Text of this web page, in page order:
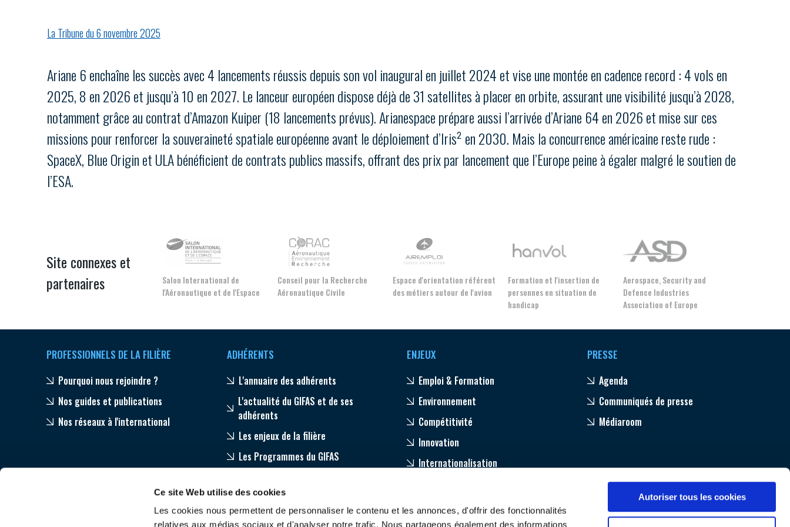
Ce site Web utilise des cookies
Les cookies nous permettent de personnaliser le contenu et les annonces, d'offrir des fonctionnalités
relatives aux médias sociaux et d'analyser notre trafic. Nous partageons également des informations
Autoriser tous les cookies
La Tribune du 6 novembre 2025
Ariane 6 enchaîne les succès avec 4 lancements réussis depuis son vol inaugural en juillet 2024 et vise une montée en cadence record : 4 vols en
2025, 8 en 2026 et jusqu’à 10 en 2027. Le lanceur européen dispose déjà de 31 satellites à placer en orbite, assurant une visibilité jusqu’à 2028,
notamment grâce au contrat d’Amazon Kuiper (18 lancements prévus). Arianespace prépare aussi l’arrivée d’Ariane 64 en 2026 et mise sur ces
missions pour renforcer la souveraineté spatiale européenne avant le déploiement d’Iris² en 2030. Mais la concurrence américaine reste rude :
SpaceX, Blue Origin et ULA bénéficient de contrats publics massifs, offrant des prix par lancement que l’Europe peine à égaler malgré le soutien de
l’ESA.
Site connexes et
partenaires
Salon International de
l'Aéronautique et de l'Espace
Conseil pour la Recherche
Aéronautique Civile
Espace d'orientation référent
des métiers autour de l'avion
Formation et l'insertion de
personnes en situation de
handicap
Aerospace, Security and
Defence Industries
Association of Europe
PROFESSIONNELS DE LA FILIÈRE
Pourquoi nous rejoindre ?
Nos guides et publications
Nos réseaux à l'international
ADHÉRENTS
L'annuaire des adhérents
L'actualité du GIFAS et de ses
adhérents
Les enjeux de la filière
Les Programmes du GIFAS
Accompagnement de nos adhérents
ENJEUX
Emploi & Formation
Environnement
Compétitivité
Innovation
Internationalisation
PRESSE
Agenda
Communiqués de presse
Médiaroom
Développez votre activité à l’étranger et assurez la
pérennité de votre entreprise à l’international
Rejoignez une filière d’excellence et développez votre
réseau au sein d’un écosystème intégré et cohérent
Apportez votre savoir-faire à
défense de
Découvrez les avantages d'adhérer au GIFAS. Rencontres, salons,
DEMANDE D’ADHÉSION
NON